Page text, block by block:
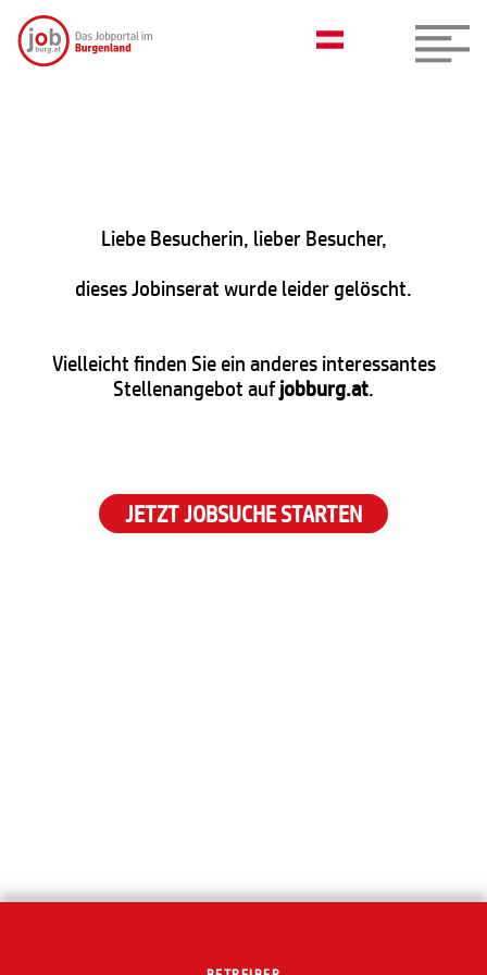
Liebe Besucherin, lieber Besucher,
dieses Jobinserat wurde leider gelöscht.
Vielleicht finden Sie ein anderes interessantes
Stellenangebot aufjobburg.at.
JETZT JOBSUCHE STARTEN